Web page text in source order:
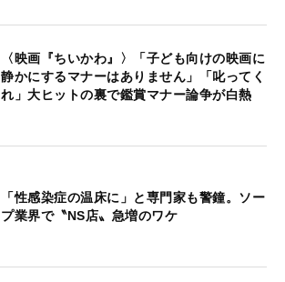
〈映画『ちいかわ』〉「子ども向けの映画に
静かにするマナーはありません」「叱ってく
れ」大ヒットの裏で鑑賞マナー論争が白熱
「性感染症の温床に」と専門家も警鐘。ソー
プ業界で〝NS店〟急増のワケ